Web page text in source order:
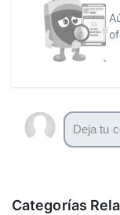
Categorías